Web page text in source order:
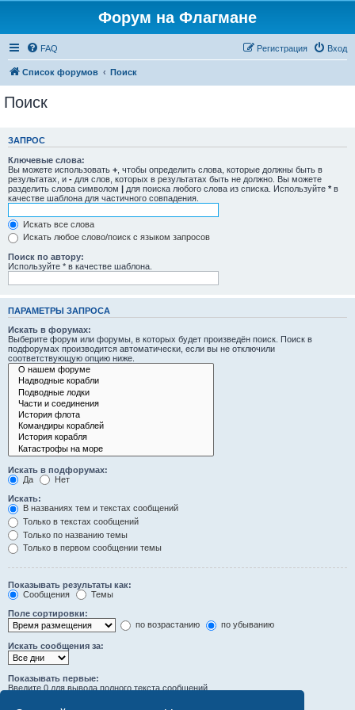
Форум на Флагмане
FAQ Вход
Регистрация
Список форумов Поиск
Поиск
ЗАПРОС
Ключевые слова:
Вы можете использовать + , чтобы определить слова, которые должны быть в
результатах, и - для слов, которых в результатах быть не должно. Вы можете
разделить слова символом | для поиска любого слова из списка. Используйте * в
качестве шаблона для частичного совпадения.
Искать все слова
Искать любое слово/поиск с языком запросов
Поиск по автору:
Используйте * в качестве шаблона.
ПАРАМЕТРЫ ЗАПРОСА
Искать в форумах:
Выберите форум или форумы, в которых будет произведён поиск. Поиск в
подфорумах производится автоматически, если вы не отключили
соответствующую опцию ниже.
Искать в подфорумах:
Да
Нет
Искать:
В названиях тем и текстах сообщений
Только в текстах сообщений
Только по названию темы
Только в первом сообщении темы
Показывать результаты как:
Сообщения
Темы
Поле сортировки:
по возрастанию
по убыванию
Искать сообщения за:
Показывать первые:
Введите 0 для вывода полного текста сообщений.